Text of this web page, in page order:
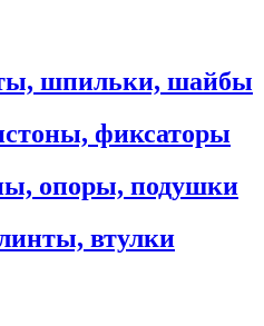
шпильки, шайбы
фиксаторы
опоры, подушки
втулки